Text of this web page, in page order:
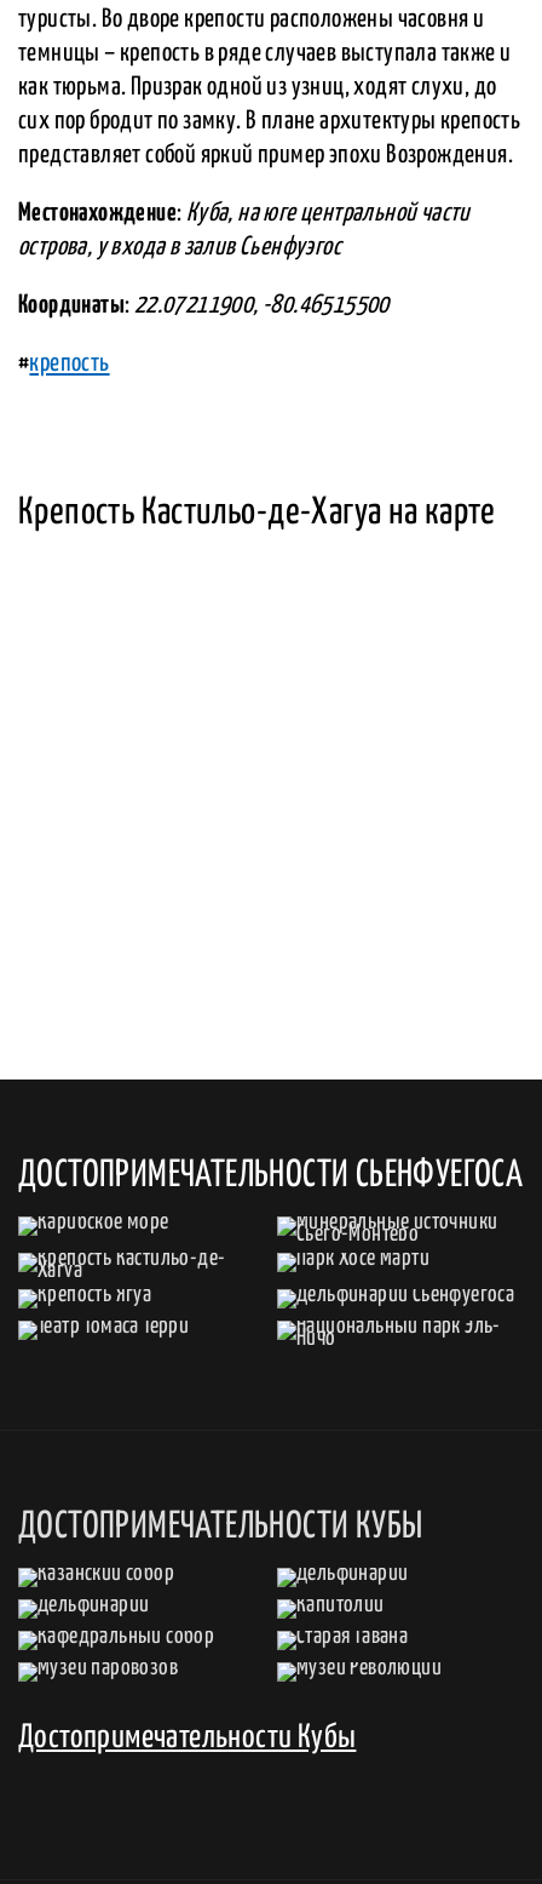
туристы. Во дворе крепости расположены часовня и
темницы – крепость в ряде случаев выступала также и
как тюрьма. Призрак одной из узниц, ходят слухи, до
сих пор бродит по замку. В плане архитектуры крепость
представляет собой яркий пример эпохи Возрождения.
Местонахождение: Куба, на юге центральной части
острова, у входа в залив Сьенфуэгос
Координаты: 22.07211900, -80.46515500
#крепость
Крепость Кастильо-де-Хагуа на карте
ДОСТОПРИМЕЧАТЕЛЬНОСТИ СЬЕНФУЕГОСА
ДОСТОПРИМЕЧАТЕЛЬНОСТИ КУБЫ
Достопримечательности Кубы